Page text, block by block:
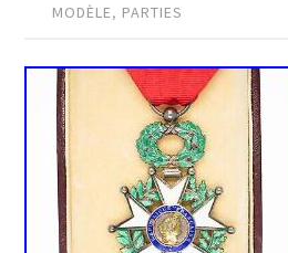
MODÈLE, PARTIES